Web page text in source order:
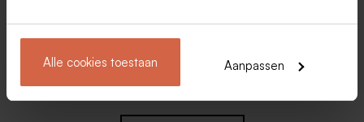
Alle cookies toestaan Aanpassen
Houten memory box |
Wit vaasje met roze
gepersonaliseerd label in